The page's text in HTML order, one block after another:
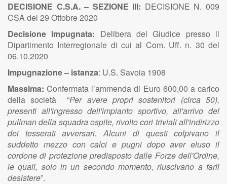
DECISIONE C.S.A. – SEZIONE III: DECISIONE N. 009
CSA del 29 Ottobre 2020
Decisione Impugnata: Delibera del Giudice presso il
Dipartimento Interregionale di cui al Com. Uff. n. 30 del
06.10.2020
Impugnazione – istanza: U.S. Savoia 1908
Massima:Confermata l’ammenda di Euro 600,00 a carico
della società “Per avere propri sostenitori (circa 50),
presenti all'ingresso dell'impianto sportivo, all'arrivo del
pullman della squadra ospite, rivolto cori triviali all'indirizzo
dei tesserati avversari. Alcuni di questi colpivano il
suddetto mezzo con calci e pugni dopo aver eluso il
cordone di protezione predisposto dalle Forze dell'Ordine,
le quali, solo in un secondo momento, riuscivano a farli
desistere”.